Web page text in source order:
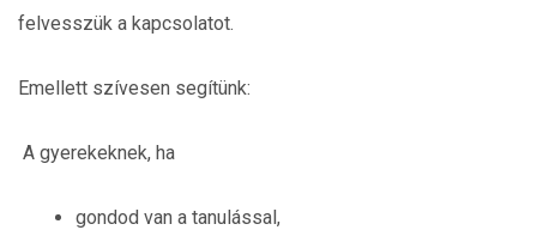
felvesszük a kapcsolatot.
Emellett szívesen segítünk:
A gyerekeknek, ha
gondod van a tanulással,